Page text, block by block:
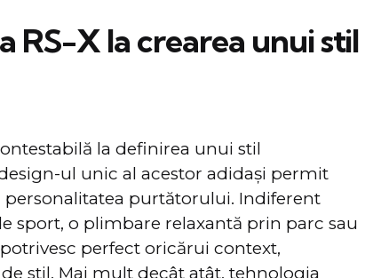
RS-X la crearea unui stil
la definirea unui stil
ul unic al acestor adidaşi permit
purtătorului. Indiferent
sport, o plimbare relaxantă prin parc sau
perfect oricărui context,
stil. Mai mult decât atât, tehnologia